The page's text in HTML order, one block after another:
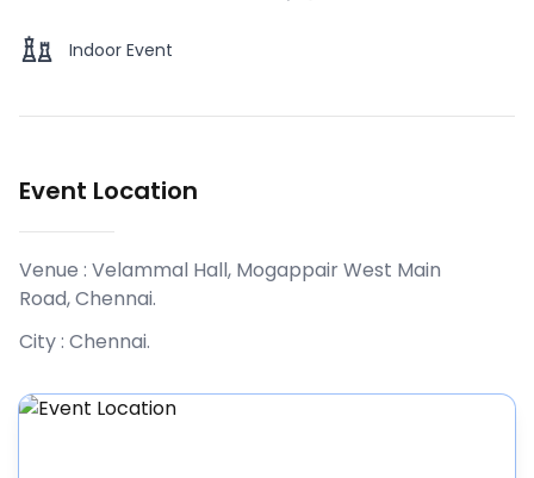
Indoor Event
Event Location
Venue : Velammal Hall, Mogappair West Main
Road, Chennai.
City : Chennai.